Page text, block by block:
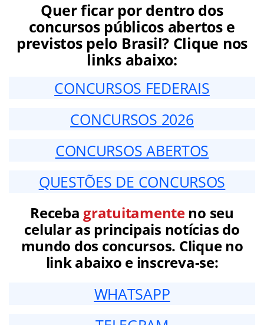
Quer ficar por dentro dos
concursos públicos abertos e
previstos pelo Brasil? Clique nos
links abaixo:
CONCURSOS FEDERAIS
CONCURSOS 2026
CONCURSOS ABERTOS
QUESTÕES DE CONCURSOS
Receba gratuitamenteno seu
celular as principais notícias do
mundo dos concursos. Clique no
link abaixo e inscreva-se:
WHATSAPP